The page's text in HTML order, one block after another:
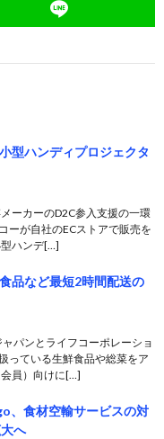
型ハンディプロジェクタ
ーカーのD2C参入支援の一環
ーが自社のECストアで販売を
ハンデ[…]
品など最短2時間配送の
パンとライフコーポレーショ
っている生鮮食品や総菜をア
員）向けに[…]
、食材空輸サービスの対
へ